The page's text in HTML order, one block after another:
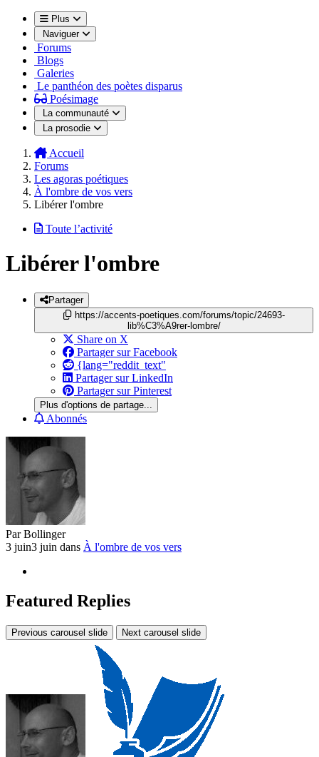
Plus
Naviguer
Forums
Blogs
Galeries
Le panthéon des poètes disparus
Poésimage
La communauté
La prosodie
Accueil
Forums
Les agoras poétiques
À l'ombre de vos vers
Libérer l'ombre
Toute l’activité
Libérer l'ombre
Partager
https://accents-poetiques.com/forums/topic/24693-
lib%C3%A9rer-lombre/
Share on X
Partager sur Facebook
{lang="reddit_text"
Partager sur LinkedIn
Partager sur Pinterest
Plus d'options de partage...
Abonnés
ParBollinger
3 juin3 juin dans À l'ombre de vos vers
Featured Replies
Previous carousel slide Next carousel slide